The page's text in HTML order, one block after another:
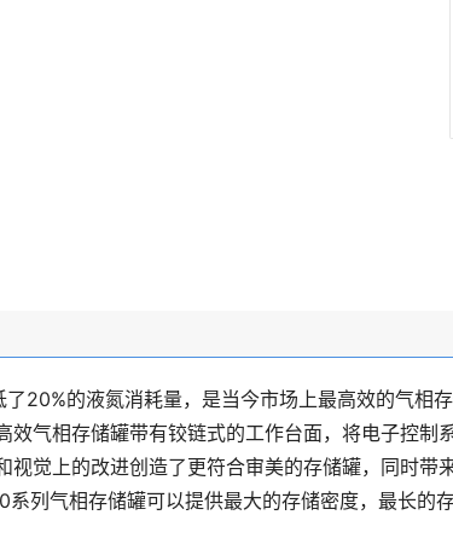
20%的液氮消耗量，是当今市场上最高效的气相
效气相存储罐带有铰链式的工作台面，将电子控制
视觉上的改进创造了更符合审美的存储罐，同时带
列气相存储罐可以提供最大的存储密度，最长的